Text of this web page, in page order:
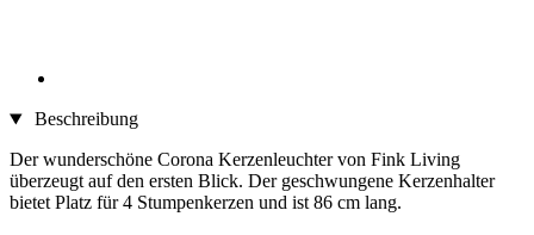
Beschreibung
Der wunderschöne Corona Kerzenleuchter von Fink Living
überzeugt auf den ersten Blick. Der geschwungene Kerzenhalter
bietet Platz für 4 Stumpenkerzen und ist 86 cm lang.